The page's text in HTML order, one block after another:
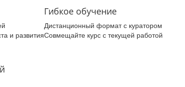
и развития
Гибкое обучение
Дистанционный формат с куратором
Совмещайте курс с текущей работой